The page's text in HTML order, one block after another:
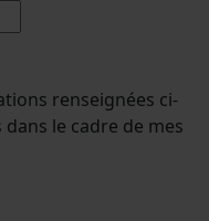
renseignées ci-
le cadre de mes